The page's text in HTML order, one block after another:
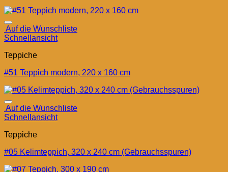
Auf die Wunschliste
Schnellansicht
Teppiche
#51 Teppich modern, 220 x 160 cm
Auf die Wunschliste
Schnellansicht
Teppiche
#05 Kelimteppich, 320 x 240 cm (Gebrauchsspuren)